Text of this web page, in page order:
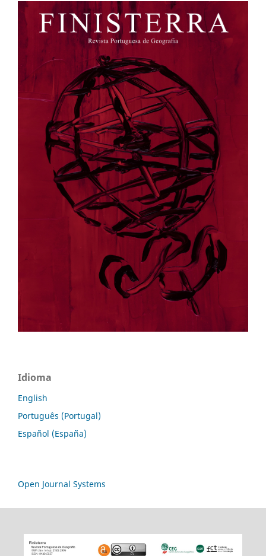
Idioma
English
Português (Portugal)
Español (España)
Open Journal Systems